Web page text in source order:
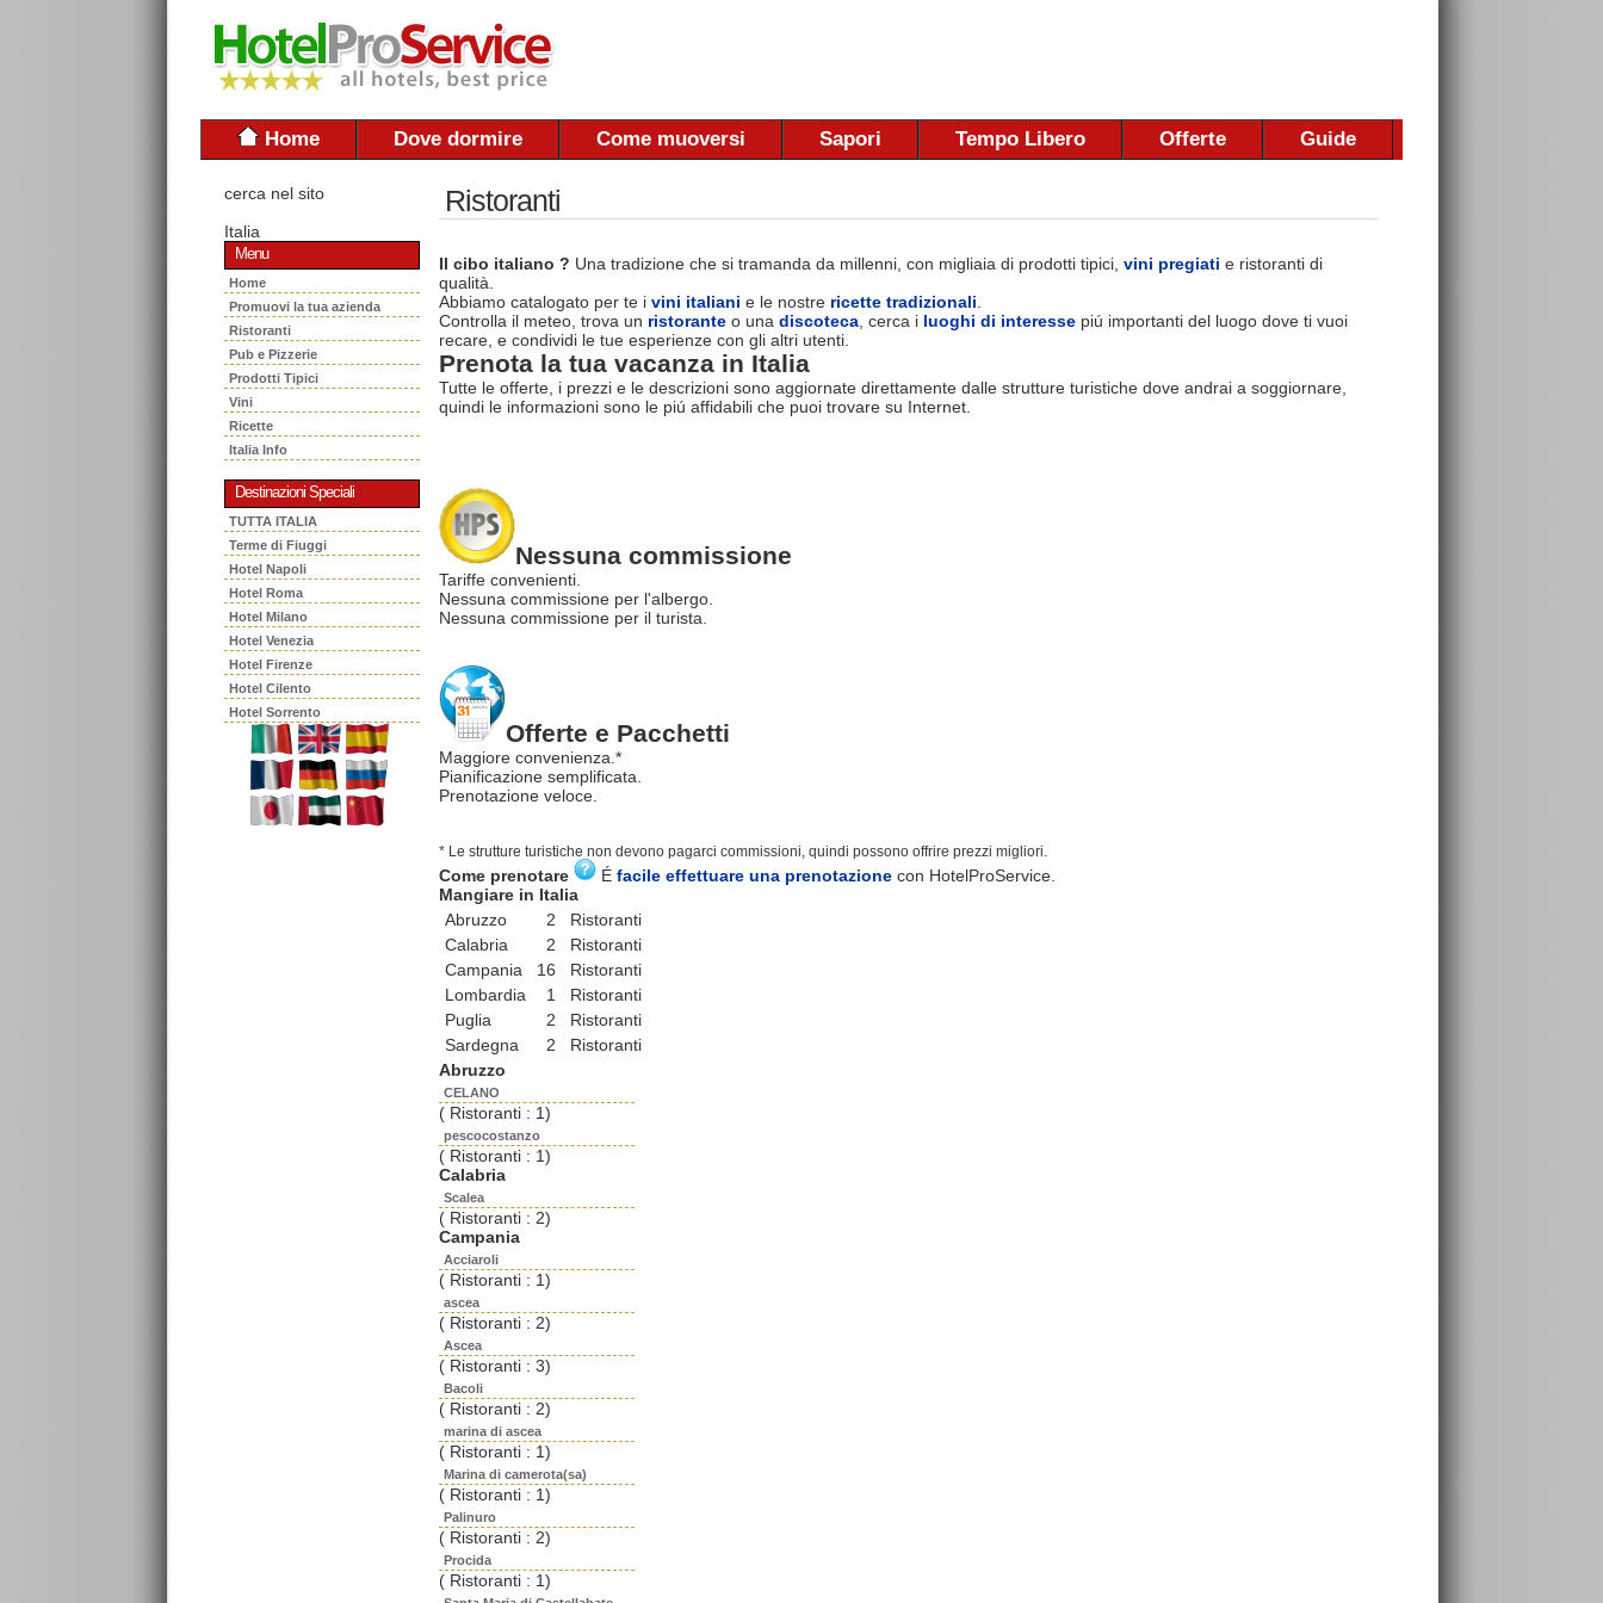
Home Dove dormire Come muoversi Sapori Tempo Libero Offerte Guide
cerca nel sito
Italia
Menu
Home
Promuovi la tua azienda
Ristoranti
Pub e Pizzerie
Prodotti Tipici
Vini
Ricette
Italia Info
Destinazioni Speciali
TUTTA ITALIA
Terme di Fiuggi
Hotel Napoli
Hotel Roma
Hotel Milano
Hotel Venezia
Hotel Firenze
Hotel Cilento
Hotel Sorrento
Ristoranti
Il cibo italiano ? Una tradizione che si tramanda da millenni, con migliaia di prodotti tipici, vini pregiati e ristoranti di
qualità.
Abbiamo catalogato per te i vini italiani e le nostre ricette tradizionali
Controlla il meteo, trova un ristorante o una discoteca , cerca i luoghi di interesse piú importanti del luogo dove ti vuoi
recare, e condividi le tue esperienze con gli altri utenti.
Prenota la tua vacanza in Italia
Tutte le offerte, i prezzi e le descrizioni sono aggiornate direttamente dalle strutture turistiche dove andrai a soggiornare,
quindi le informazioni sono le piú affidabili che puoi trovare su Internet.
Nessuna commissione
Tariffe convenienti.
Nessuna commissione per l'albergo.
Nessuna commissione per il turista.
Offerte e Pacchetti
Maggiore convenienza.*
Pianificazione semplificata.
Prenotazione veloce.
* Le strutture turistiche non devono pagarci commissioni, quindi possono offrire prezzi migliori.
Come prenotare É facile effettuare una prenotazione con HotelProService.
Mangiare in Italia
Abruzzo
2 Ristoranti
Calabria
2 Ristoranti
Campania
16 Ristoranti
Lombardia
1 Ristoranti
Puglia
2 Ristoranti
Sardegna
2 Ristoranti
Abruzzo
CELANO
( Ristoranti : 1)
pescocostanzo
( Ristoranti : 1)
Calabria
Scalea
( Ristoranti : 2)
Campania
Acciaroli
( Ristoranti : 1)
ascea
( Ristoranti : 2)
Ascea
( Ristoranti : 3)
Bacoli
( Ristoranti : 2)
marina di ascea
( Ristoranti : 1)
Marina di camerota(sa)
( Ristoranti : 1)
Palinuro
( Ristoranti : 2)
Procida
( Ristoranti : 1)